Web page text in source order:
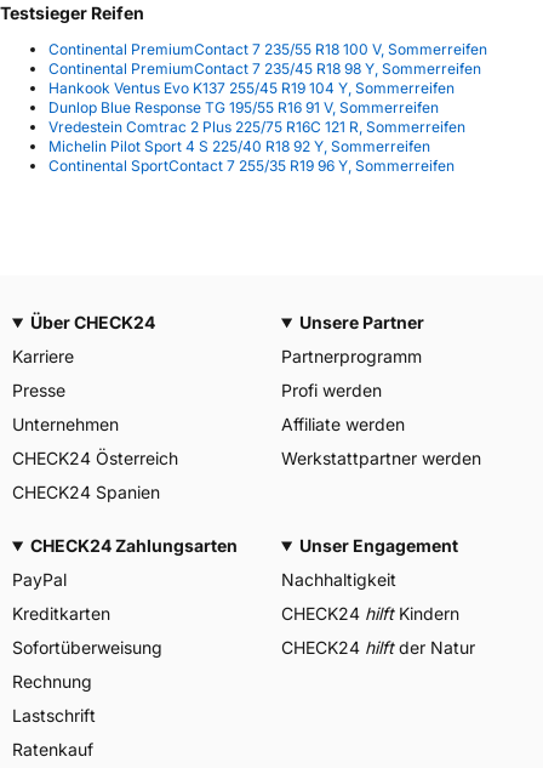
Testsieger Reifen
Continental PremiumContact 7 235/55 R18 100 V, Sommerreifen
Continental PremiumContact 7 235/45 R18 98 Y, Sommerreifen
Hankook Ventus Evo K137 255/45 R19 104 Y, Sommerreifen
Dunlop Blue Response TG 195/55 R16 91 V, Sommerreifen
Vredestein Comtrac 2 Plus 225/75 R16C 121 R, Sommerreifen
Michelin Pilot Sport 4 S 225/40 R18 92 Y, Sommerreifen
Continental SportContact 7 255/35 R19 96 Y, Sommerreifen
Über CHECK24
Karriere
Presse
Unternehmen
CHECK24 Österreich
CHECK24 Spanien
Unsere Partner
Partnerprogramm
Profi werden
Affiliate werden
Werkstattpartner werden
CHECK24 Zahlungsarten
PayPal
Kreditkarten
Sofortüberweisung
Rechnung
Lastschrift
Ratenkauf
Unser Engagement
Nachhaltigkeit
CHECK24 hilftKindern
CHECK24 hilftder Natur